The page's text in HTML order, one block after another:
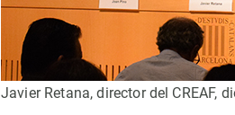
Javier Retana, director del CREAF,